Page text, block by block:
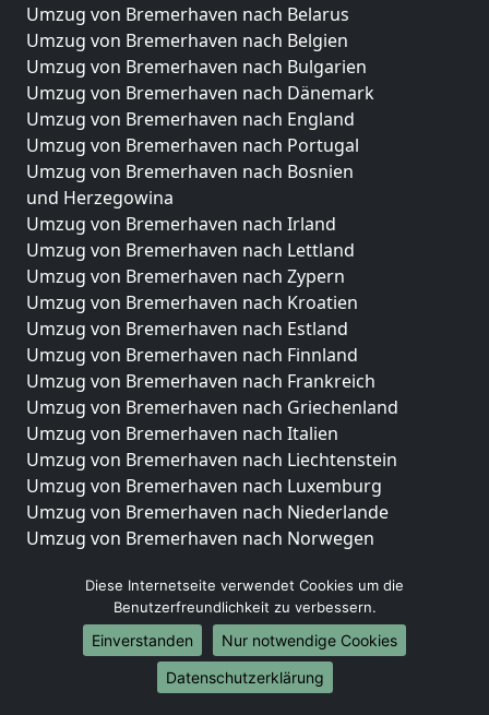
Umzug von Bremerhaven nach Belarus
Umzug von Bremerhaven nach Belgien
Umzug von Bremerhaven nach Bulgarien
Umzug von Bremerhaven nach Dänemark
Umzug von Bremerhaven nach England
Umzug von Bremerhaven nach Portugal
Umzug von Bremerhaven nach Bosnien
und Herzegowina
Umzug von Bremerhaven nach Irland
Umzug von Bremerhaven nach Lettland
Umzug von Bremerhaven nach Zypern
Umzug von Bremerhaven nach Kroatien
Umzug von Bremerhaven nach Estland
Umzug von Bremerhaven nach Finnland
Umzug von Bremerhaven nach Frankreich
Umzug von Bremerhaven nach Griechenland
Umzug von Bremerhaven nach Italien
Umzug von Bremerhaven nach Liechtenstein
Umzug von Bremerhaven nach Luxemburg
Umzug von Bremerhaven nach Niederlande
Umzug von Bremerhaven nach Norwegen
Umzüge-Deutschlandweit
Umzug von Bremerhaven nach Berlin
Umzug von Bremerhaven nach Hamburg
Umzug von Bremerhaven nach München
Umzug von Bremerhaven nach Köln
Diese Internetseite verwendet Cookies um die
Benutzerfreundlichkeit zu verbessern.
Einverstanden
Nur notwendige Cookies
Datenschutzerklärung